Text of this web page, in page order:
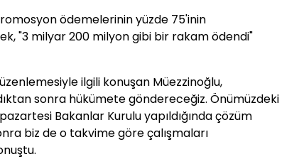
ödemelerinin yüzde 75'inin
"3 milyar 200 milyon gibi bir rakam ödendi"
ilgili konuşan Müezzinoğlu,
sonra hükümete göndereceğiz. Önümüzdeki
Bakanlar Kurulu yapıldığında çözüm
biz de o takvime göre çalışmaları